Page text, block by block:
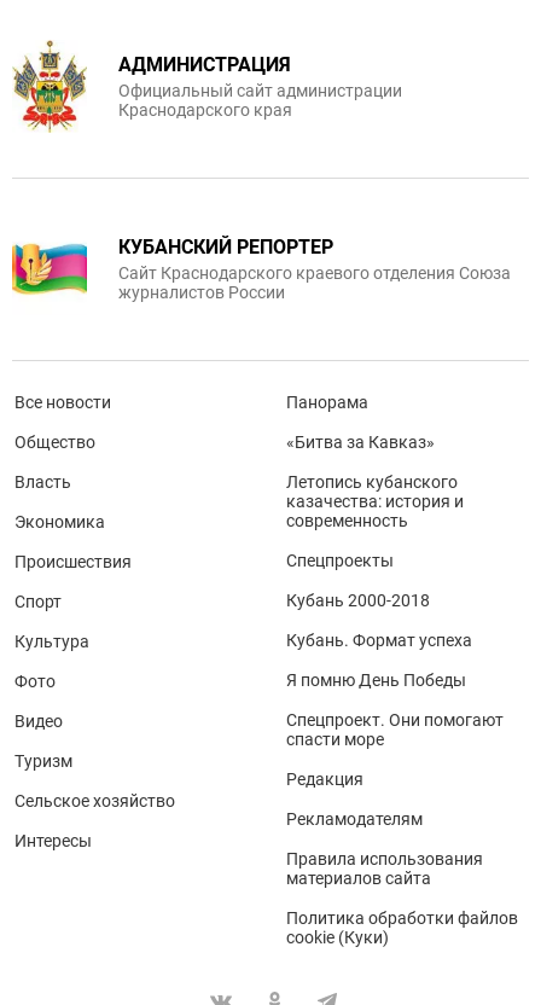
АДМИНИСТРАЦИЯ
Официальный сайт администрации
Краснодарского края
КУБАНСКИЙ РЕПОРТЕР
Сайт Краснодарского краевого отделения Союза
журналистов России
Все новости
Общество
Власть
Экономика
Происшествия
Спорт
Культура
Фото
Видео
Туризм
Сельское хозяйство
Интересы
Панорама
«Битва за Кавказ»
Летопись кубанского
казачества: история и
современность
Спецпроекты
Кубань 2000-2018
Кубань. Формат успеха
Я помню День Победы
Спецпроект. Они помогают
спасти море
Редакция
Рекламодателям
Правила использования
материалов сайта
Политика обработки файлов
cookie (Куки)